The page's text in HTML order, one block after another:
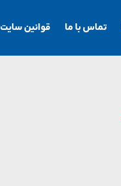
تماس با ما قوانین سایت